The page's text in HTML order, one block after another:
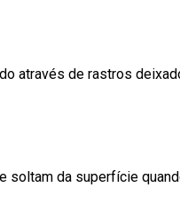
através de rastros
soltam da superfície